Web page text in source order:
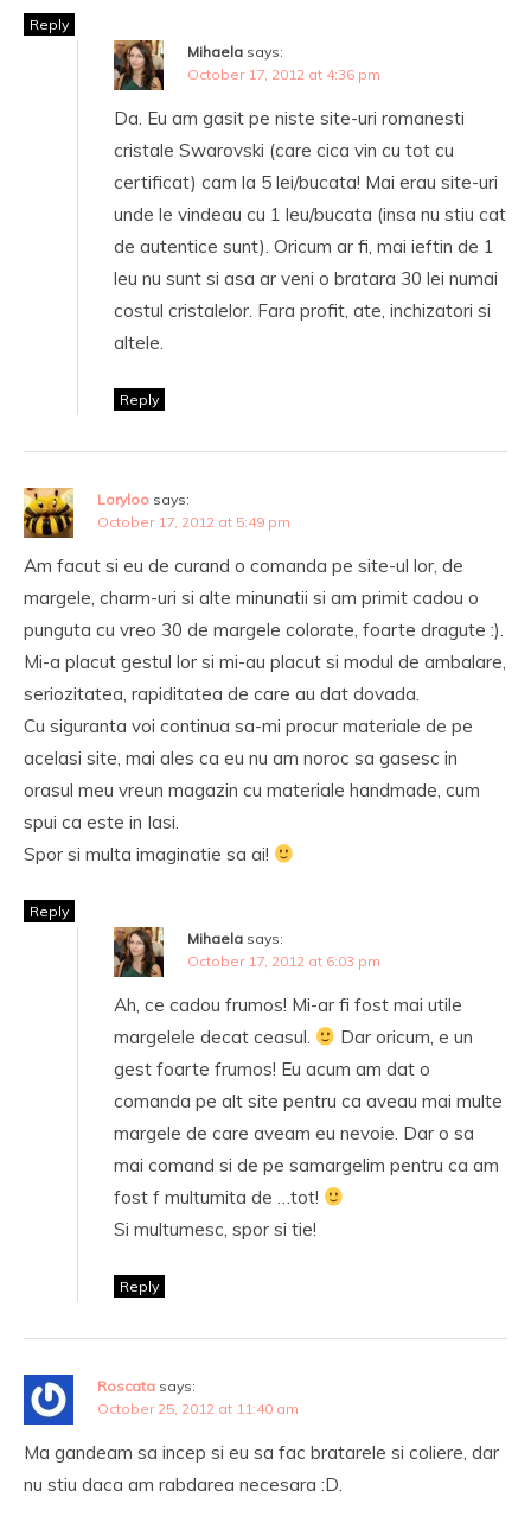
Reply
Mihaela says:
October 17, 2012 at 4:36 pm
Da. Eu am gasit pe niste site-uri romanesti
cristale Swarovski (care cica vin cu tot cu
certificat) cam la 5 lei/bucata! Mai erau site-uri
unde le vindeau cu 1 leu/bucata (insa nu stiu cat
de autentice sunt). Oricum ar fi, mai ieftin de 1
leu nu sunt si asa ar veni o bratara 30 lei numai
costul cristalelor. Fara profit, ate, inchizatori si
altele.
Reply
Loryloo says:
October 17, 2012 at 5:49 pm
Am facut si eu de curand o comanda pe site-ul lor, de
margele, charm-uri si alte minunatii si am primit cadou o
punguta cu vreo 30 de margele colorate, foarte dragute :).
Mi-a placut gestul lor si mi-au placut si modul de ambalare,
seriozitatea, rapiditatea de care au dat dovada.
Cu siguranta voi continua sa-mi procur materiale de pe
acelasi site, mai ales ca eu nu am noroc sa gasesc in
orasul meu vreun magazin cu materiale handmade, cum
spui ca este in Iasi.
Spor si multa imaginatie sa ai!
Reply
Mihaela says:
October 17, 2012 at 6:03 pm
Ah, ce cadou frumos! Mi-ar fi fost mai utile
margelele decat ceasul.
Dar oricum, e un
gest foarte frumos! Eu acum am dat o
comanda pe alt site pentru ca aveau mai multe
margele de care aveam eu nevoie. Dar o sa
mai comand si de pe samargelim pentru ca am
fost f multumita de …tot!
Si multumesc, spor si tie!
Reply
Roscata says:
October 25, 2012 at 11:40 am
Ma gandeam sa incep si eu sa fac bratarele si coliere, dar
nu stiu daca am rabdarea necesara :D.